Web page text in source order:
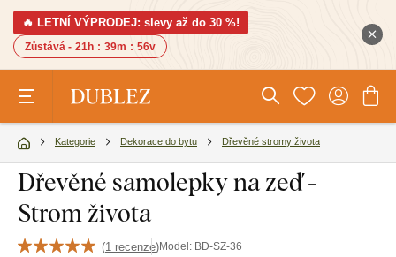
🔥 LETNÍ VÝPRODEJ: slevy až do 30 %!
Zůstává - 21h : 39m : 55v
Kategorie Dekorace do bytu Dřevěné stromy života
Dřevěné samolepky na zeď -
Strom života
(1 recenze)Model: BD-SZ-36